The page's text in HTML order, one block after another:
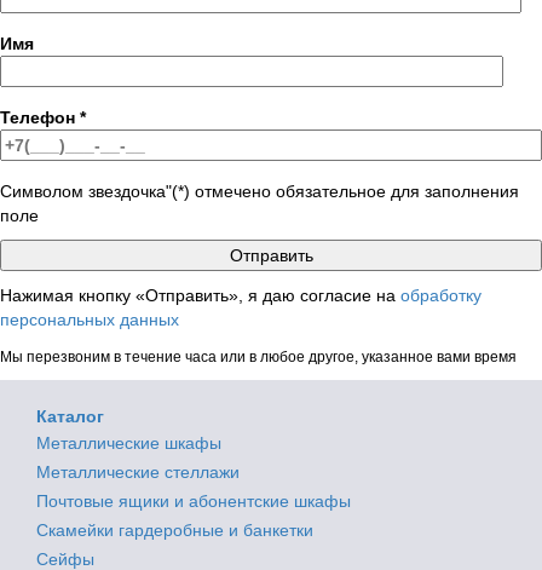
Имя
Телефон *
Символом звездочка"(*) отмечено обязательное для заполнения
поле
Нажимая кнопку «Отправить», я даю согласие на обработку
персональных данных
Мы перезвоним в течение часа или в любое другое, указанное вами время
Каталог
Металлические шкафы
Металлические стеллажи
Почтовые ящики и абонентские шкафы
Скамейки гардеробные и банкетки
Сейфы